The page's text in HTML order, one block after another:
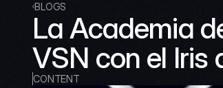
BLOGS
La Academia
VSN con el Iris
CONTENT